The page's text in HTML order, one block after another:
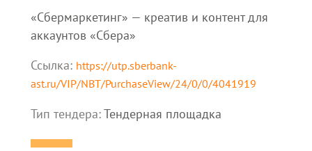
«Сбермаркетинг» — креатив и контент для
аккаунтов «Сбера»
Ссылка: https://utp.sberbank-
ast.ru/VIP/NBT/PurchaseView/24/0/0/4041919
Тип тендера:Тендерная площадка